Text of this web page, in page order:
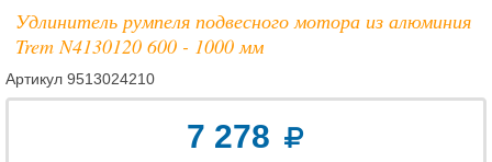
Удлинитель румпеля подвесного мотора из алюминия
Trem N4130120 600 - 1000 мм
Артикул 9513024210
7 278